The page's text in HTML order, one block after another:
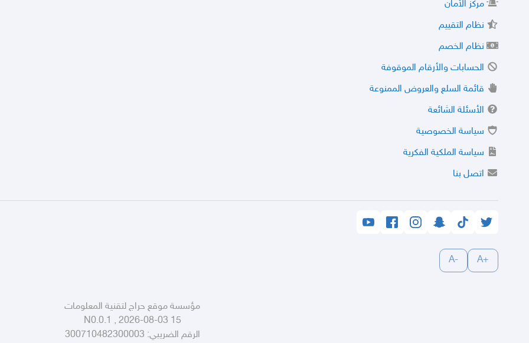
مركز الأمان
نظام التقييم
نظام الخصم
الحسابات والأرقام الموقوفة
قائمة السلع والعروض الممنوعة
الأسئلة الشائعة
سياسة الخصوصية
سياسة الملكية الفكرية
اتصل بنا
+A
-A
مؤسسة موقع حراج لتقنية المعلومات
N0.0.1 , 2026-08-03 15
الرقم الضريبي: